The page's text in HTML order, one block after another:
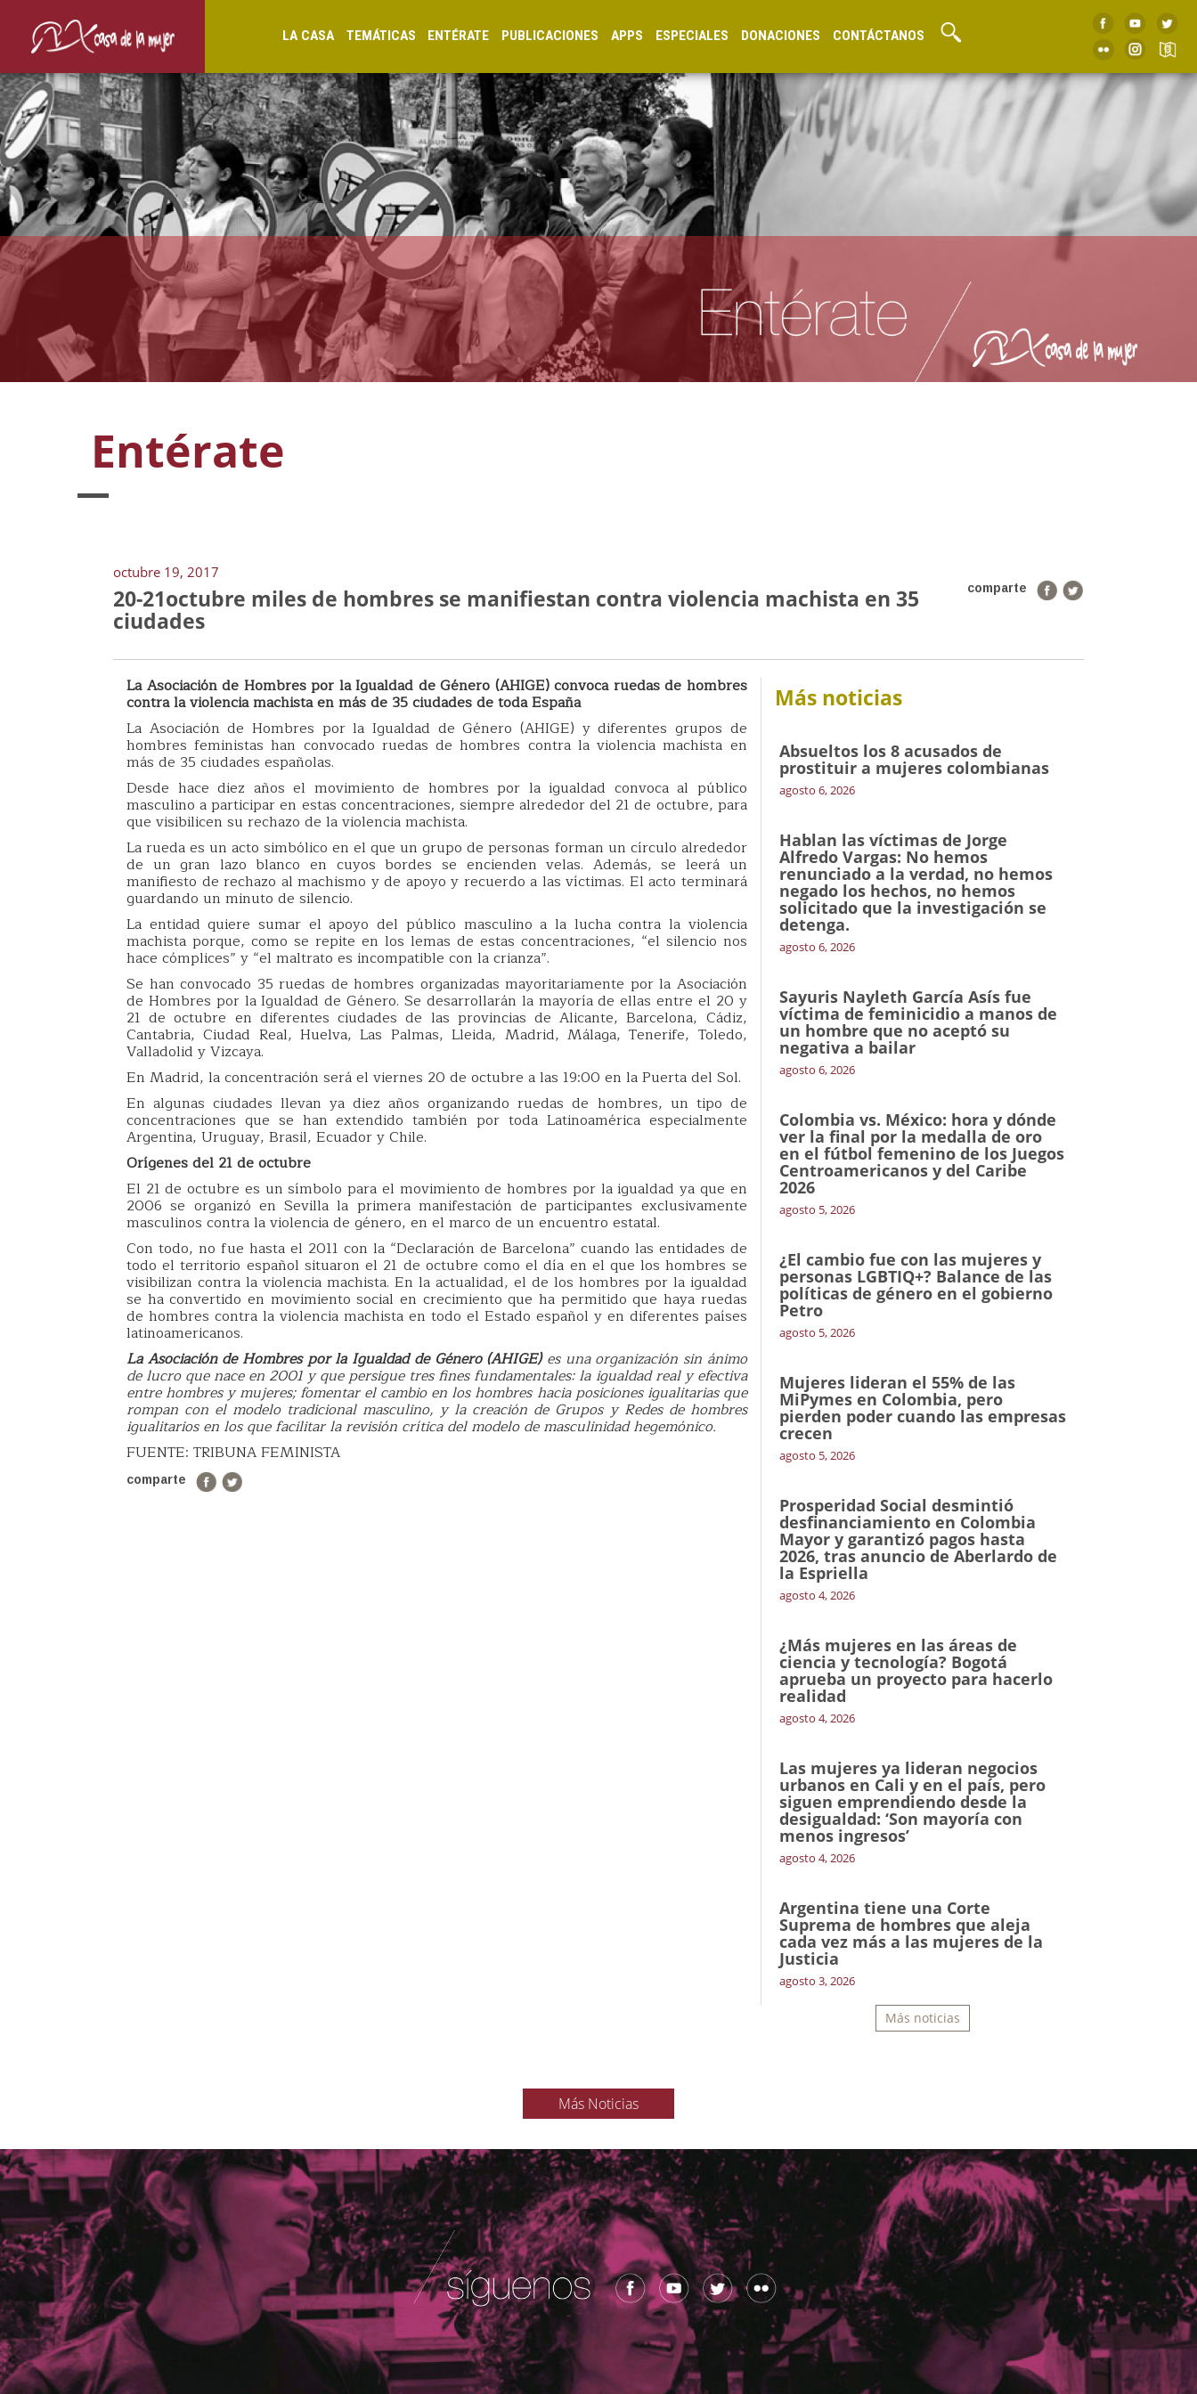
LA CASA TEMÁTICAS ENTÉRATE PUBLICACIONES APPS ESPECIALES DONACIONES CONTÁCTANOS
Entérate
octubre 19, 2017
comparte
20-21octubre miles de hombres se manifiestan contra violencia machista en 35
ciudades
La Asociación de Hombres por la Igualdad de Género (AHIGE) convoca ruedas de hombres
contra la violencia machista en más de 35 ciudades de toda España
La Asociación de Hombres por la Igualdad de Género (AHIGE) y diferentes grupos de
hombres feministas han convocado ruedas de hombres contra la violencia machista en
más de 35 ciudades españolas.
Desde hace diez años el movimiento de hombres por la igualdad convoca al público
masculino a participar en estas concentraciones, siempre alrededor del 21 de octubre, para
que visibilicen su rechazo de la violencia machista.
La rueda es un acto simbólico en el que un grupo de personas forman un círculo alrededor
de un gran lazo blanco en cuyos bordes se encienden velas. Además, se leerá un
manifiesto de rechazo al machismo y de apoyo y recuerdo a las víctimas. El acto terminará
guardando un minuto de silencio.
La entidad quiere sumar el apoyo del público masculino a la lucha contra la violencia
machista porque, como se repite en los lemas de estas concentraciones, “el silencio nos
hace cómplices” y “el maltrato es incompatible con la crianza”.
Se han convocado 35 ruedas de hombres organizadas mayoritariamente por la Asociación
de Hombres por la Igualdad de Género. Se desarrollarán la mayoría de ellas entre el 20 y
21 de octubre en diferentes ciudades de las provincias de Alicante, Barcelona, Cádiz,
Cantabria, Ciudad Real, Huelva, Las Palmas, Lleida, Madrid, Málaga, Tenerife, Toledo,
Valladolid y Vizcaya.
En Madrid, la concentración será el viernes 20 de octubre a las 19:00 en la Puerta del Sol.
En algunas ciudades llevan ya diez años organizando ruedas de hombres, un tipo de
concentraciones que se han extendido también por toda Latinoamérica especialmente
Argentina, Uruguay, Brasil, Ecuador y Chile.
Orígenes del 21 de octubre
El 21 de octubre es un símbolo para el movimiento de hombres por la igualdad ya que en
2006 se organizó en Sevilla la primera manifestación de participantes exclusivamente
masculinos contra la violencia de género, en el marco de un encuentro estatal.
Con todo, no fue hasta el 2011 con la “Declaración de Barcelona” cuando las entidades de
todo el territorio español situaron el 21 de octubre como el día en el que los hombres se
visibilizan contra la violencia machista. En la actualidad, el de los hombres por la igualdad
se ha convertido en movimiento social en crecimiento que ha permitido que haya ruedas
de hombres contra la violencia machista en todo el Estado español y en diferentes países
latinoamericanos.
La Asociación de Hombres por la Igualdad de Género (AHIGE)es una organización sin ánimo
de lucro que nace en 2001 y que persigue tres fines fundamentales: la igualdad real y efectiva
entre hombres y mujeres; fomentar el cambio en los hombres hacia posiciones igualitarias que
rompan con el modelo tradicional masculino, y la creación de Grupos y Redes de hombres
igualitarios en los que facilitar la revisión crítica del modelo de masculinidad hegemónico.
FUENTE: TRIBUNA FEMINISTA
comparte
Más noticias
Absueltos los 8 acusados de
prostituir a mujeres colombianas
agosto 6, 2026
Hablan las víctimas de Jorge
Alfredo Vargas: No hemos
renunciado a la verdad, no hemos
negado los hechos, no hemos
solicitado que la investigación se
detenga.
agosto 6, 2026
Sayuris Nayleth García Asís fue
víctima de feminicidio a manos de
un hombre que no aceptó su
negativa a bailar
agosto 6, 2026
Colombia vs. México: hora y dónde
ver la final por la medalla de oro
en el fútbol femenino de los Juegos
Centroamericanos y del Caribe
2026
agosto 5, 2026
¿El cambio fue con las mujeres y
personas LGBTIQ+? Balance de las
políticas de género en el gobierno
Petro
agosto 5, 2026
Mujeres lideran el 55% de las
MiPymes en Colombia, pero
pierden poder cuando las empresas
crecen
agosto 5, 2026
Prosperidad Social desmintió
desfinanciamiento en Colombia
Mayor y garantizó pagos hasta
2026, tras anuncio de Aberlardo de
la Espriella
agosto 4, 2026
¿Más mujeres en las áreas de
ciencia y tecnología? Bogotá
aprueba un proyecto para hacerlo
realidad
agosto 4, 2026
Las mujeres ya lideran negocios
urbanos en Cali y en el país, pero
siguen emprendiendo desde la
desigualdad: ‘Son mayoría con
menos ingresos’
agosto 4, 2026
Argentina tiene una Corte
Suprema de hombres que aleja
cada vez más a las mujeres de la
Justicia
agosto 3, 2026
Más noticias
Más Noticias